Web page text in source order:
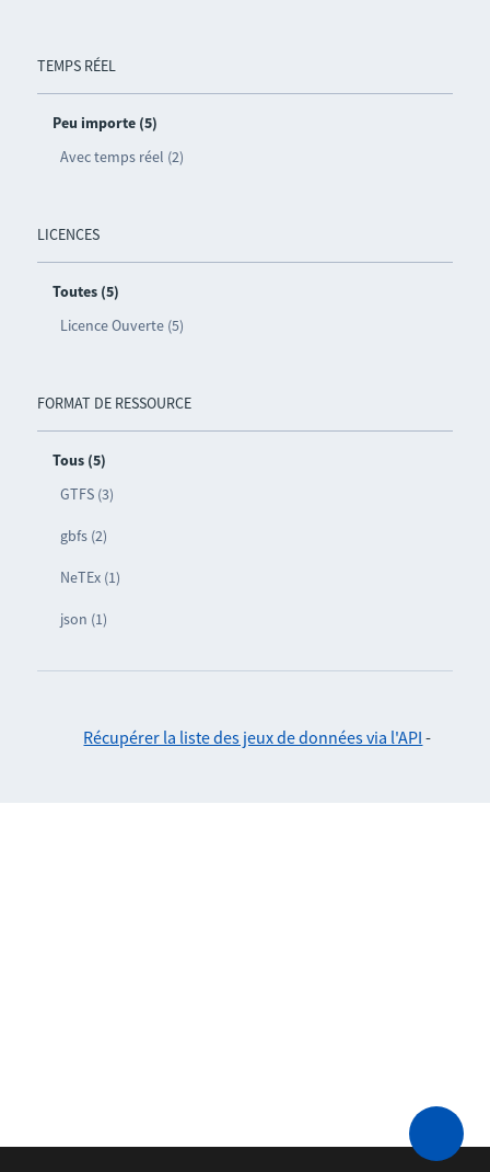
TEMPS RÉEL
Peu importe (5)
Avec temps réel (2)
LICENCES
Toutes (5)
Licence Ouverte (5)
FORMAT DE RESSOURCE
Tous (5)
GTFS (3)
gbfs (2)
NeTEx (1)
json (1)
Récupérer la liste des jeux de données via l'API -